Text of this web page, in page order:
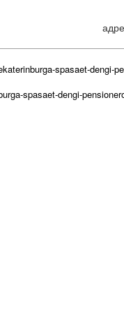
spasaet-dengi-
spasaet-dengi-